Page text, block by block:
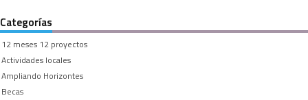
Categorías
12 meses 12 proyectos
Actividades locales
Ampliando Horizontes
Becas